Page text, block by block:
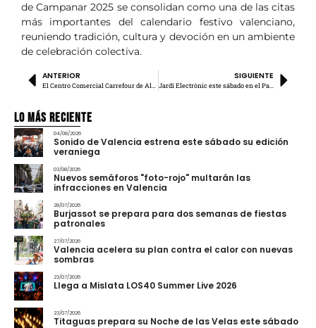
de Campanar 2025 se consolidan como una de las citas
más importantes del calendario festivo valenciano,
reuniendo tradición, cultura y devoción en un ambiente
de celebración colectiva.
ANTERIOR SIGUIENTE
Jardí Electrònic este sábado en el Parque Central
Lo más Reciente
04/08/2026
Sonido de Valencia estrena este sábado su edición
veraniega
03/08/2026
Nuevos semáforos "foto-rojo" multarán las
infracciones en Valencia
28/07/2026
Burjassot se prepara para dos semanas de fiestas
patronales
27/07/2026
Valencia acelera su plan contra el calor con nuevas
sombras
23/07/2026
Llega a Mislata LOS40 Summer Live 2026
23/07/2026
Titaguas prepara su Noche de las Velas este sábado